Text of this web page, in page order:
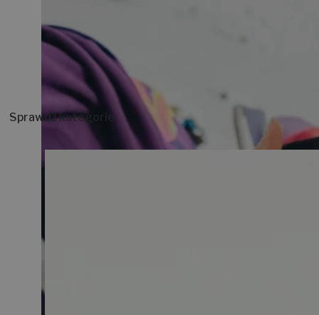
Sprawdź kategorie: